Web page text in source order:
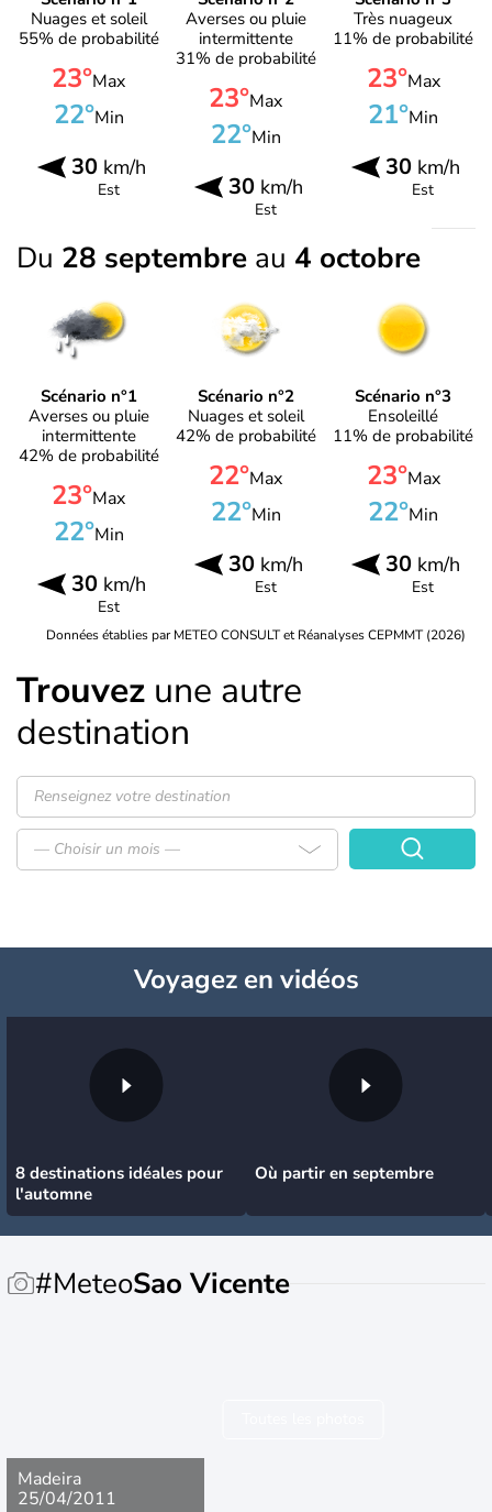
Nuages et soleil
55% de probabilité
23°Max
22°Min
30km/h
Est
Averses ou pluie
intermittente
31% de probabilité
23°Max
22°Min
30km/h
Est
Très nuageux
11% de probabilité
23°Max
21°Min
30 km/h
Est
Du 28 septembre au 4 octobre
Scénario n°1
Averses ou pluie
intermittente
42% de probabilité
23°Max
22°Min
30km/h
Est
Scénario n°2
Nuages et soleil
42% de probabilité
22°Max
22°Min
30km/h
Est
Scénario n°3
Ensoleillé
11% de probabilité
23°Max
22°Min
30 km/h
Est
Données établies par METEO CONSULT et Réanalyses CEPMMT (2026)
Trouvez une autre
destination
— Choisir un mois —
Voyagezen vidéos
8 destinations idéales pour
l'automne
Où partir en septembre
#MeteoSao Vicente
Madeira
25/04/2011